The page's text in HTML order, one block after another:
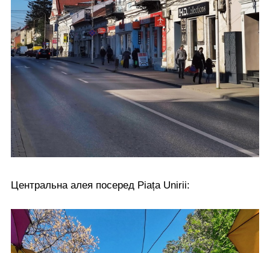
Центральна алея посеред Piața Unirii: